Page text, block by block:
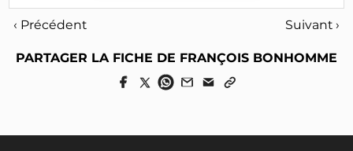
‹ Précédent Suivant ›
PARTAGER LA FICHE DE FRANÇOIS BONHOMME